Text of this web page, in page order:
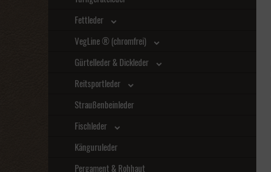
Fettleder
VegLine ® (chromfrei)
Gürtelleder & Dickleder
Reitsportleder
Straußenbeinleder
Fischleder
Känguruleder
Pergament & Rohhaut